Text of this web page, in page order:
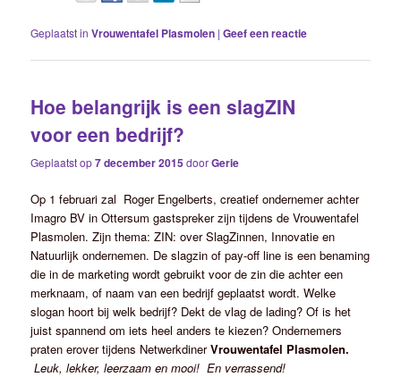
Geplaatst in Vrouwentafel Plasmolen |Geef een reactie
Hoe belangrijk is een slagZIN
voor een bedrijf?
Geplaatst op7 december 2015 doorGerie
Op 1 februari zal Roger Engelberts, creatief ondernemer achter
Imagro BV in Ottersum gastspreker zijn tijdens de Vrouwentafel
Plasmolen. Zijn thema: ZIN: over SlagZinnen, Innovatie en
Natuurlijk ondernemen. De slagzin of pay-off line is een benaming
die in de marketing wordt gebruikt voor de zin die achter een
merknaam, of naam van een bedrijf geplaatst wordt. Welke
slogan hoort bij welk bedrijf? Dekt de vlag de lading? Of is het
juist spannend om iets heel anders te kiezen? Ondernemers
praten erover tijdens NetwerkdinerVrouwentafel Plasmolen.
Leuk, lekker, leerzaam en mooi! En verrassend!